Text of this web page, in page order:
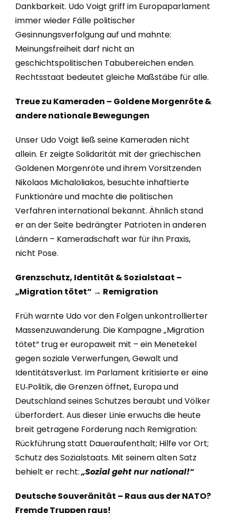
Dankbarkeit. Udo Voigt griff im Europaparlament
immer wieder Fälle politischer
Gesinnungsverfolgung auf und mahnte:
Meinungsfreiheit darf nicht an
geschichtspolitischen Tabubereichen enden.
Rechtsstaat bedeutet gleiche Maßstäbe für alle.
Treue zu Kameraden – Goldene Morgenröte &
andere nationale Bewegungen
Unser Udo Voigt ließ seine Kameraden nicht
allein. Er zeigte Solidarität mit der griechischen
Goldenen Morgenröte und ihrem Vorsitzenden
Nikolaos Michaloliakos, besuchte inhaftierte
Funktionäre und machte die politischen
Verfahren international bekannt. Ähnlich stand
er an der Seite bedrängter Patrioten in anderen
Ländern – Kameradschaft war für ihn Praxis,
nicht Pose.
Grenzschutz, Identität & Sozialstaat –
„Migration tötet“ → Remigration
Früh warnte Udo vor den Folgen unkontrollierter
Massenzuwanderung. Die Kampagne „Migration
tötet“ trug er europaweit mit – ein Menetekel
gegen soziale Verwerfungen, Gewalt und
Identitätsverlust. Im Parlament kritisierte er eine
EU‑Politik, die Grenzen öffnet, Europa und
Deutschland seines Schutzes beraubt und Völker
überfordert. Aus dieser Linie erwuchs die heute
breit getragene Forderung nach Remigration:
Rückführung statt Daueraufenthalt; Hilfe vor Ort;
Schutz des Sozialstaats. Mit seinem alten Satz
behielt er recht:„Sozial geht nur national!“
Deutsche Souveränität – Raus aus der NATO?
Fremde Truppen raus!